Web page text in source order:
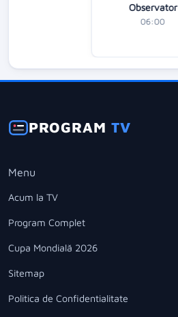
Observator
06:00
PROGRAMTV
Menu
Acum la TV
Program Complet
Cupa Mondială 2026
Sitemap
Politica de Confidentialitate